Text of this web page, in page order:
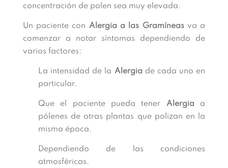
concentración de polen sea muy elevada.
Un paciente con Alergia a las Gramíneasva a
comenzar a notar síntomas dependiendo de
varios factores:
La intensidad de la Alergia de cada uno en
particular.
Que el paciente pueda tener Alergia a
pólenes de otras plantas que polizan en la
misma época.
Dependiendo de las condiciones
atmosféricas.